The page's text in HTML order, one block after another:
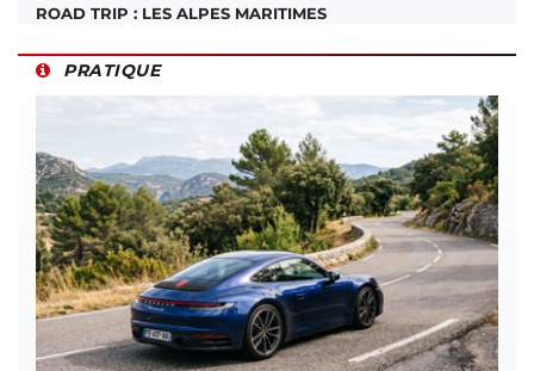
ROAD TRIP : LES ALPES MARITIMES
PRATIQUE